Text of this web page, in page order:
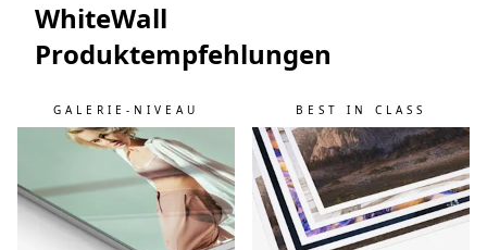
WhiteWall
Produktempfehlungen
GALERIE-NIVEAU BEST IN CLASS